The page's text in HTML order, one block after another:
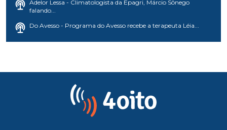
Adelor Lessa - Climatologista da Epagri, Márcio Sônego
falando...
Do Avesso - Programa do Avesso recebe a terapeuta Léia...